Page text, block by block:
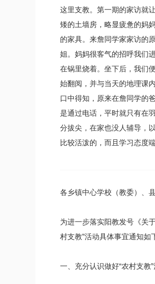
这里支教。第一期的家访就
矮的土墙房，略显疲惫的妈
的家具。来詹同学家家访的
姐。妈妈很客气的招呼我们
在锅里烧着。坐下后，我们
始翻阅，并与当天的地理课
口中得知，原来在詹同学的
是通过电话，平时就只有在
分拔尖，在家也没人辅导，
比较活泼的，而且学习态度
各乡镇中心学校（教委）、
为进一步落实阳教发号《关
村支教”活动具体事宜通知如
一、充分认识做好“农村支教